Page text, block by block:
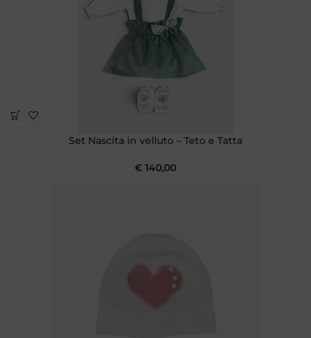
Set Nascita in velluto – Teto e Tatta
€ 140,00